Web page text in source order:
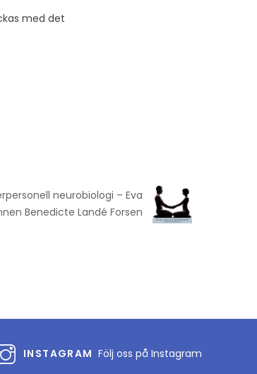
med det
neurobiologi – Eva
Benedicte Landé Forsen
INSTAGRAM Följ oss på Instagram